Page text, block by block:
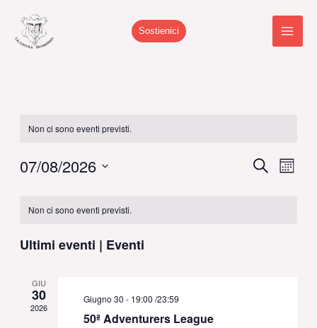
contenuto
Sostienici
Non ci sono eventi previsti.
Eventi
Cerca
Mese
07/08/2026
Non ci sono eventi previsti.
Ultimi eventi | Eventi
GIU
30
2026
Giugno 30 - 19:00 /23:59
50ª Adventurers League